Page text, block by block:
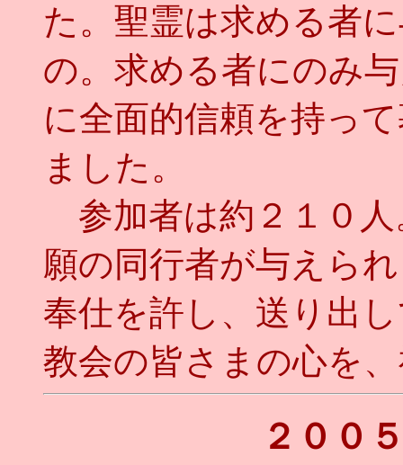
た。聖霊は求める者
の。求める者にのみ
に全面的信頼を持っ
ました。
参加者は約２１０人
願の同行者が与えら
奉仕を許し、送り出
教会の皆さまの心を
２００